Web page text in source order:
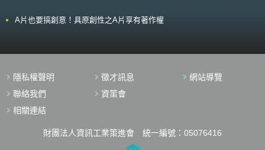
最高法院裁決後方能有最終決定。
A片也要搞創意！具原創性之A片享有著作權
隱私權聲明 徵才訊息
網站導覽
聯絡我們
資策會
相關連結
財團法人資訊工業策進會 統一編號：05076416